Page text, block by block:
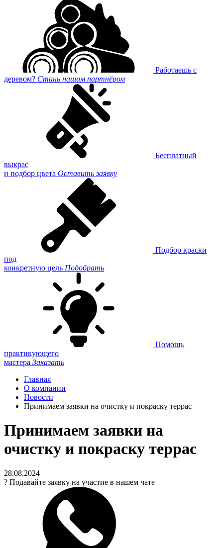
Работаешь с
деревом? Стань нашим партнёром
Бесплатный
выкрас
и подбор цвета Оставить заявку
Подбор краски
под
конкретную цель Подобрать
Помощь
практикующего
мастера Заказать
Главная
О компании
Новости
Принимаем заявки на очистку и покраску террас
Принимаем заявки на
очистку и покраску террас
28.08.2024
? Подавайте заявку на участие в нашем чате